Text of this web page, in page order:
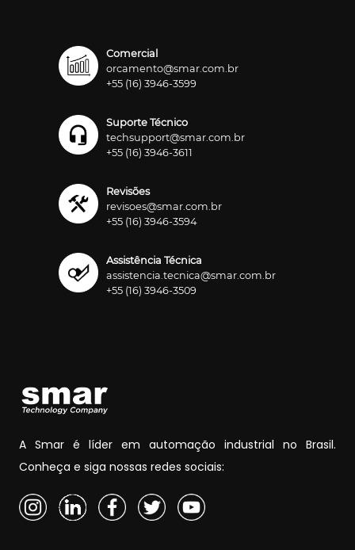
Comercial
orcamento@smar.com.br
+55 (16) 3946-3599
Suporte Técnico
techsupport@smar.com.br
+55 (16) 3946-3611
Revisões
revisoes@smar.com.br
+55 (16) 3946-3594
Assistência Técnica
assistencia.tecnica@smar.com.br
+55 (16) 3946-3509
A Smar é líder em automação industrial no Brasil.
Conheça e siga nossas redes sociais: